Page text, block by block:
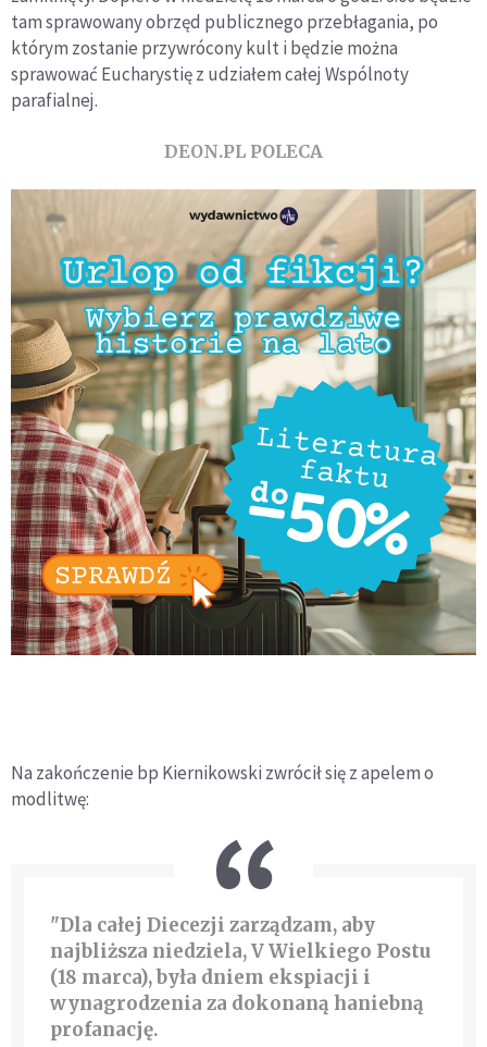
tam sprawowany obrzęd publicznego przebłagania, po
którym zostanie przywrócony kult i będzie można
sprawować Eucharystię z udziałem całej Wspólnoty
parafialnej.
DEON.PL POLECA
Na zakończenie bp Kiernikowski zwrócił się z apelem o
modlitwę:
"Dla całej Diecezji zarządzam, aby
najbliższa niedziela, V Wielkiego Postu
(18 marca), była dniem ekspiacji i
wynagrodzenia za dokonaną haniebną
profanację.